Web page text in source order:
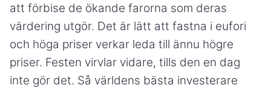
att förbise de ökande farorna som deras
värdering utgör. Det är lätt att fastna i eufori
och höga priser verkar leda till ännu högre
priser. Festen virvlar vidare, tills den en dag
inte gör det. Så världens bästa investerare